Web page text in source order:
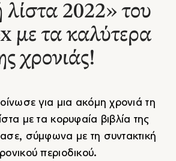
2022» του
με τα καλύτερα
χρονιάς!
για μια ακόμη χρονιά τη
με τα κορυφαία βιβλία της
σύμφωνα με τη συντακτική
περιοδικού.